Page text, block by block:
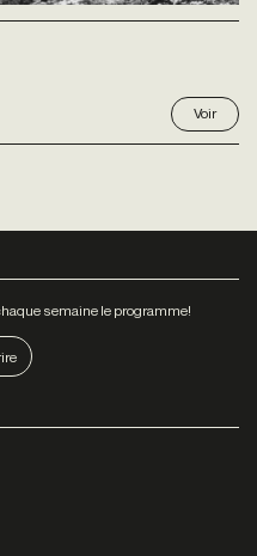
Voir
semaine le programme!